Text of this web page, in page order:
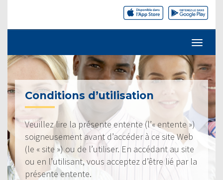
Conditions d’utilisation
Veuillez lire la présente entente (l’« entente »)
soigneusement avant d’accéder à ce site Web
(le « site ») ou de l’utiliser. En accédant au site
ou en l’utilisant, vous acceptez d’être lié par la
présente entente.